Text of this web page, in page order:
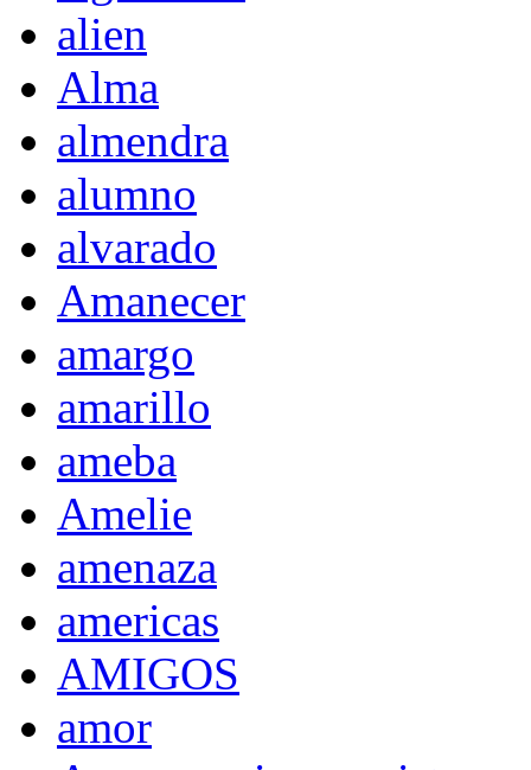
alien
Alma
almendra
alumno
alvarado
Amanecer
amargo
amarillo
ameba
Amelie
amenaza
americas
AMIGOS
amor